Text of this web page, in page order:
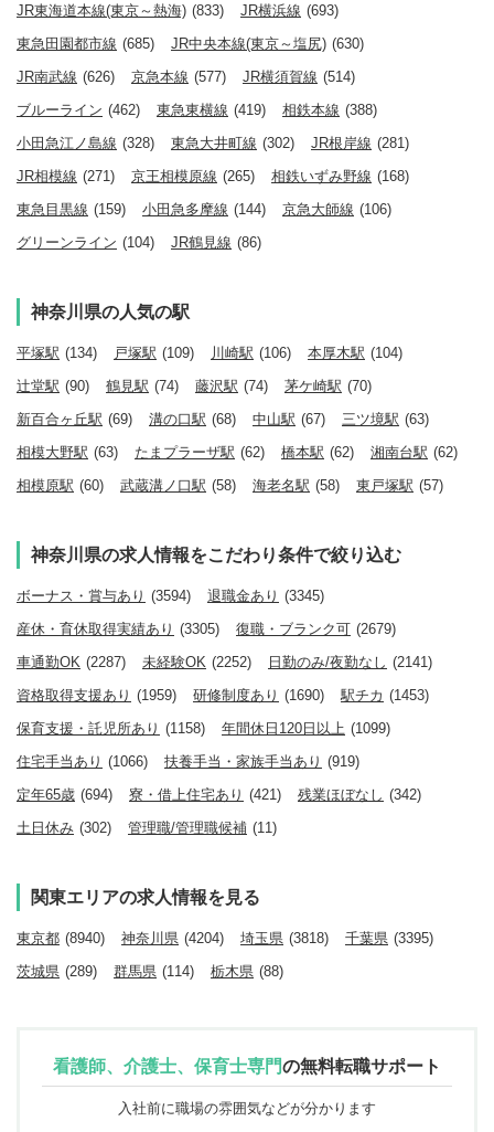
JR東海道本線(東京～熱海) (833) JR横浜線 (693)
東急田園都市線 (685) JR中央本線(東京～塩尻) (630)
JR南武線 (626) 京急本線 (577) JR横須賀線 (514)
ブルーライン (462) 東急東横線 (419) 相鉄本線 (388)
小田急江ノ島線 (328) 東急大井町線 (302) JR根岸線 (281)
JR相模線 (271) 京王相模原線 (265) 相鉄いずみ野線 (168)
東急目黒線 (159) 小田急多摩線 (144) 京急大師線 (106)
グリーンライン (104) JR鶴見線 (86)
神奈川県の人気の駅
平塚駅 (134) 戸塚駅 (109) 川崎駅 (106) 本厚木駅 (104)
辻堂駅 (90) 鶴見駅 (74) 藤沢駅 (74) 茅ケ崎駅 (70)
新百合ヶ丘駅 (69) 溝の口駅 (68) 中山駅 (67) 三ツ境駅 (63)
相模大野駅 (63) たまプラーザ駅 (62) 橋本駅 (62) 湘南台駅 (62)
相模原駅 (60) 武蔵溝ノ口駅 (58) 海老名駅 (58) 東戸塚駅 (57)
神奈川県の求人情報をこだわり条件で絞り込む
ボーナス・賞与あり (3594) 退職金あり (3345)
産休・育休取得実績あり (3305) 復職・ブランク可 (2679)
車通勤OK (2287) 未経験OK (2252) 日勤のみ/夜勤なし (2141)
資格取得支援あり (1959) 研修制度あり (1690) 駅チカ (1453)
保育支援・託児所あり (1158) 年間休日120日以上 (1099)
住宅手当あり (1066) 扶養手当・家族手当あり (919)
定年65歳 (694) 寮・借上住宅あり (421) 残業ほぼなし (342)
土日休み (302) 管理職/管理職候補 (11)
関東エリアの求人情報を見る
東京都 (8940) 神奈川県 (4204) 埼玉県 (3818) 千葉県 (3395)
茨城県 (289) 群馬県 (114) 栃木県 (88)
看護師、介護士、保育士専門の無料転職サポート
入社前に職場の雰囲気などが分かります